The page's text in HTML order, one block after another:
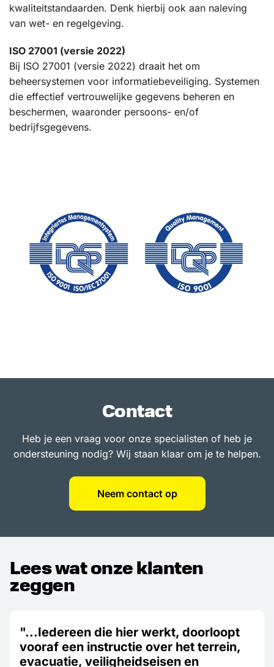
kwaliteitstandaarden. Denk hierbij ook aan naleving
van wet- en regelgeving.
ISO 27001 (versie 2022)
Bij ISO 27001 (versie 2022) draait het om
beheersystemen voor informatiebeveiliging. Systemen
die effectief vertrouwelijke gegevens beheren en
beschermen, waaronder persoons- en/of
bedrijfsgegevens.
Contact
Heb je een vraag voor onze specialisten of heb je
ondersteuning nodig? Wij staan klaar om je te helpen.
Neem contact op
Lees wat onze klanten
zeggen